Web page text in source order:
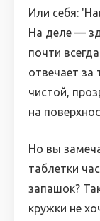
Или себя:
На деле —
почти
отвечает
чистой,
на
Но вы
таблетки
запашок?
кружки не